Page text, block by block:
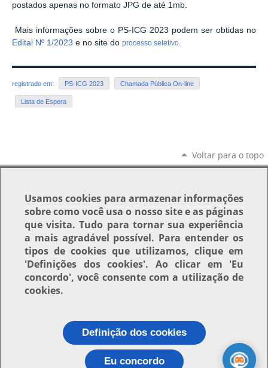
postados apenas no formato JPG de até 1mb.
Mais informações sobre o PS-ICG 2023 podem ser obtidas no
Edital Nº 1/2023 e no site do processo seletivo.
registrado em: PS-ICG 2023 Chamada Pública On-line
Lista de Espera
Voltar para o topo
Usamoscookies para armazenar informações
sobre como você usa o nosso site e as páginas
que visita. Tudo para tornar sua experiência
a mais agradável possível. Para entender os
tipos de cookies que utilizamos, clique em
'Definições dos cookies'. Ao clicar em 'Eu
concordo', você consente com a utilização de
cookies.